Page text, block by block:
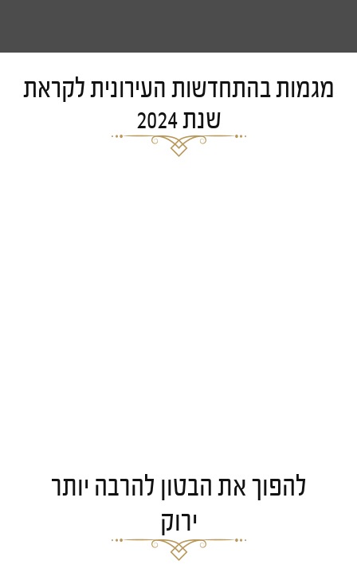
מגמות בהתחדשות העירונית לקראת
שנת 2024
להפוך את הבטון להרבה יותר
ירוק